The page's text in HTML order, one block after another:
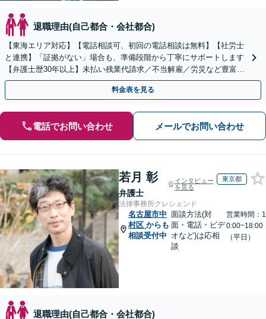
退職理由(自己都合・会社都合)
【東海エリア対応】【電話相談可、初回の電話相談は無料】【社労士
と連携】「証拠がない」場合も、準備段階から丁寧にサポートします
【弁護士歴30年以上】未払い残業代請求／不当解雇／労災など豊富な
実績あり！労使双方の対応可能です【夜間休日対応】
料金表を見る
電話でお問い合わせ メールでお問い合わせ
若月 彰
弁護士
インタビュー
を見る
東京都
法律事務所クレシェンド
名古屋市中
村区 からも
相談受付中
面談方法(対
面・電話・ビデ
オなど)は応相
談
営業時間：1
0:00~18:00
（平日）
退職理由(自己都合・会社都合)